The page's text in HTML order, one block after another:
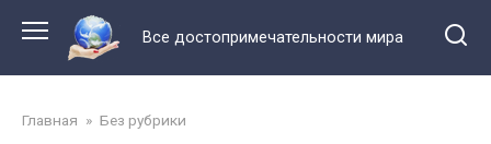
контенту
Все достопримечательности мира
Главная » Без рубрики